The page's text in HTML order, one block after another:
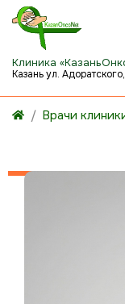
Клиника
Казань ул.
Врачи